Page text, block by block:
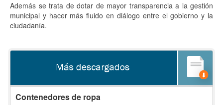
Acerca de
Además se trata de dotar de mayor transparencia a la gestión
municipal y hacer más fluido en diálogo entre el gobierno y la
ciudadanía.
Contenedores de ropa